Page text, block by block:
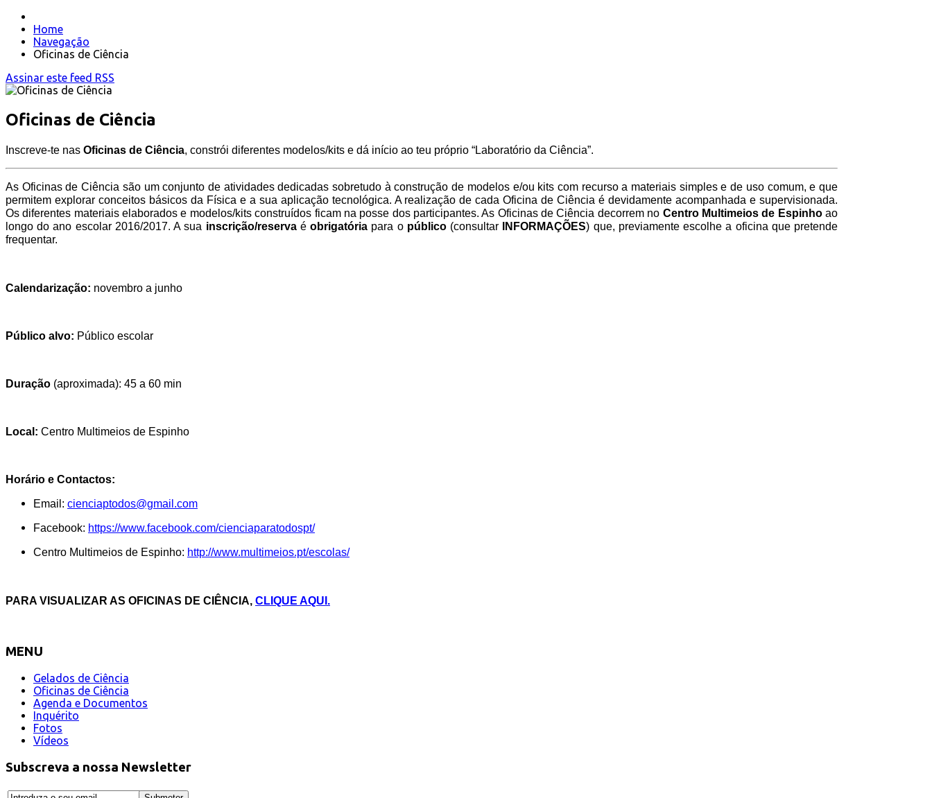
Home
Navegação
Oficinas de Ciência
Assinar este feed RSS
Oficinas de Ciência
Inscreve-te nas Oficinas de Ciência, constrói diferentes modelos/kits e dá início ao teu próprio “Laboratório da Ciência”.
As Oficinas de Ciência são um conjunto de atividades dedicadas sobretudo à construção de modelos e/ou kits com recurso a materiais simples e de uso comum, e que
permitem explorar conceitos básicos da Física e a sua aplicação tecnológica. A realização de cada Oficina de Ciência é devidamente acompanhada e supervisionada.
Os diferentes materiais elaborados e modelos/kits construídos ficam na posse dos participantes. As Oficinas de Ciência decorrem no Centro Multimeios de Espinhoao
longo do ano escolar 2016/2017. A sua inscrição/reservaéobrigatória para o público (consultar INFORMAÇÕES) que, previamente escolhe a oficina que pretende
frequentar.
Calendarização: novembro a junho
Público alvo: Público escolar
Duração (aproximada): 45 a 60 min
Local: Centro Multimeios de Espinho
Horário e Contactos:
Email: cienciaptodos@gmail.com
Facebook: https://www.facebook.com/cienciaparatodospt/
Centro Multimeios de Espinho: http://www.multimeios.pt/escolas/
PARA VISUALIZAR AS OFICINAS DE CIÊNCIA, CLIQUE AQUI .
MENU
Gelados de Ciência
Oficinas de Ciência
Agenda e Documentos
Inquérito
Fotos
Vídeos
Subscreva a nossa Newsletter